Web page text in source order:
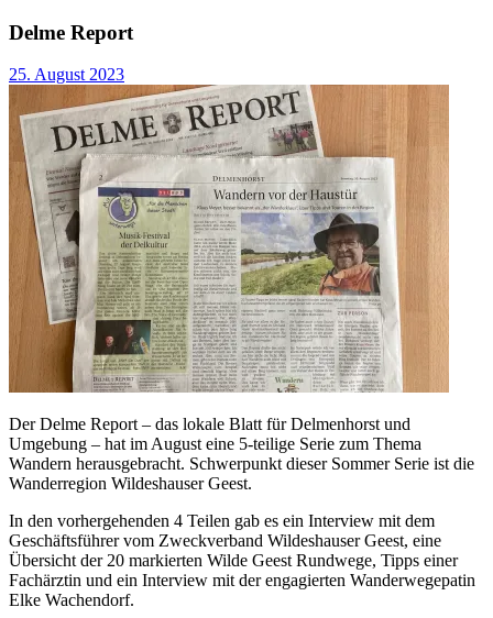
Delme Report
25. August 2023
Der Delme Report – das lokale Blatt für Delmenhorst und
Umgebung – hat im August eine 5-teilige Serie zum Thema
Wandern herausgebracht. Schwerpunkt dieser Sommer Serie ist die
Wanderregion Wildeshauser Geest.
In den vorhergehenden 4 Teilen gab es ein Interview mit dem
Geschäftsführer vom Zweckverband Wildeshauser Geest, eine
Übersicht der 20 markierten Wilde Geest Rundwege, Tipps einer
Fachärztin und ein Interview mit der engagierten Wanderwegepatin
Elke Wachendorf.